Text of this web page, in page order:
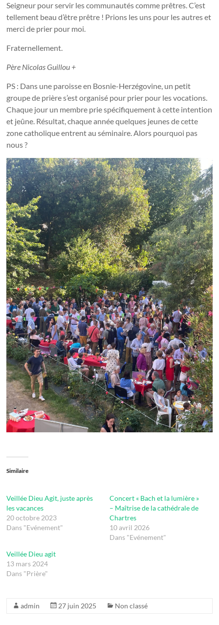
Seigneur pour servir les communautés comme prêtres. C’est
tellement beau d’être prêtre ! Prions les uns pour les autres et
merci de prier pour moi.
Fraternellement.
Père Nicolas Guillou +
PS : Dans une paroisse en Bosnie-Herzégovine, un petit
groupe de prière s’est organisé pour prier pour les vocations.
Chaque jour un membre prie spécifiquement à cette intention
et jeûne. Résultat, chaque année quelques jeunes de cette
zone catholique entrent au séminaire. Alors pourquoi pas
nous ?
Similaire
Veillée Dieu Agit, juste après
les vacances
20 octobre 2023
Dans "Evénement"
Concert « Bach et la lumière »
– Maîtrise de la cathédrale de
Chartres
10 avril 2026
Dans "Evénement"
Veillée Dieu agit
13 mars 2024
Dans "Prière"
admin 27 juin 2025 Non classé